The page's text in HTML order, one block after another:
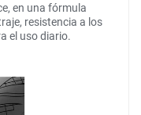
en una fórmula
resistencia a los
el uso diario.